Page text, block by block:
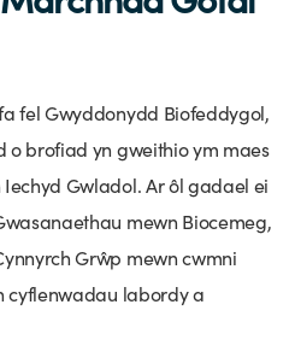
y Sector
fel Gwyddonydd Biofeddygol,
o brofiad yn gweithio ym maes
Gwladol. Ar ôl gadael ei
mewn Biocemeg,
Grŵp mewn cwmni
cyflenwadau labordy a